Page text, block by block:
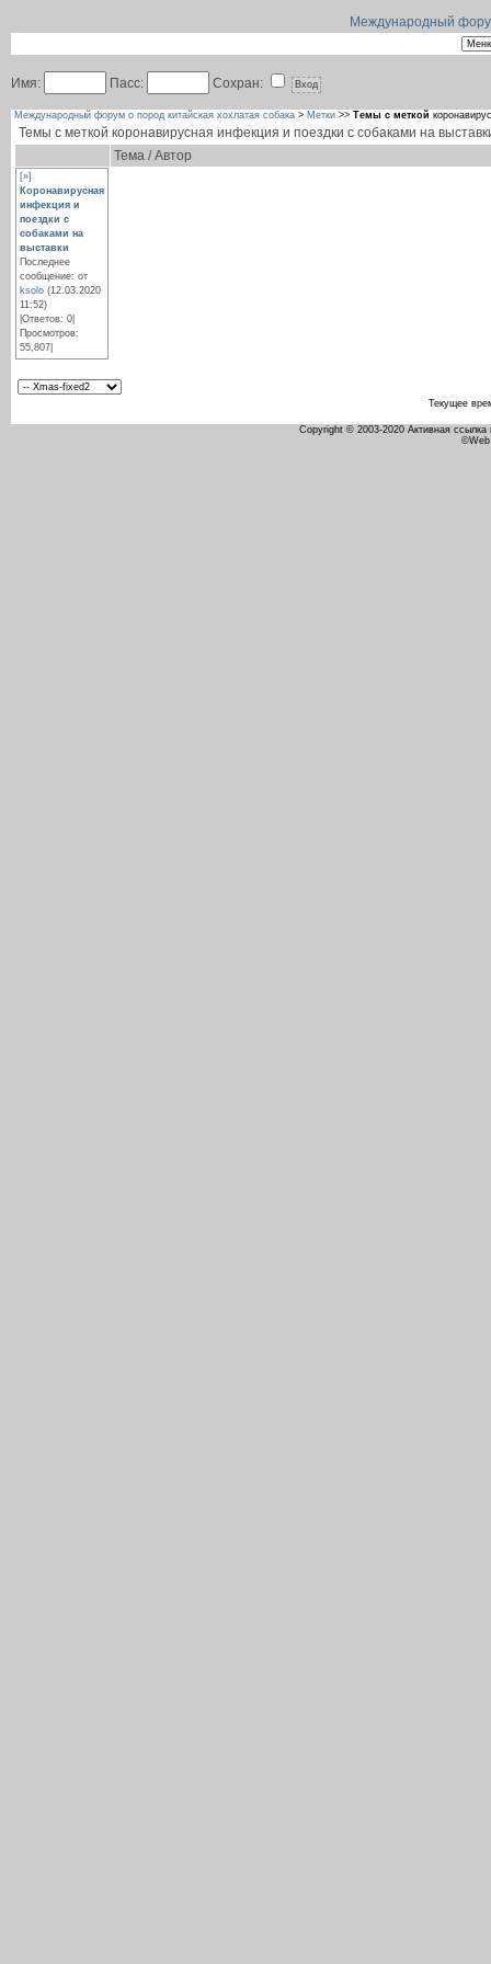
Международный
Имя: Пасс: Сохран:
Международный форум о пород китайская хохлатая собака > Метки >> Темы с меткой
Темы с меткой коронавирусная инфекция и поездки с собаками на
Тема / Автор
[»]
Коронавирусная
инфекция и
поездки с
собаками на
выставки
Последнее
сообщение: от
ksolo (12.03.2020
11:52)
|Ответов: 0|
Просмотров:
55,807|
Текущее
Copyright © 2003-2020 Активная ссылка